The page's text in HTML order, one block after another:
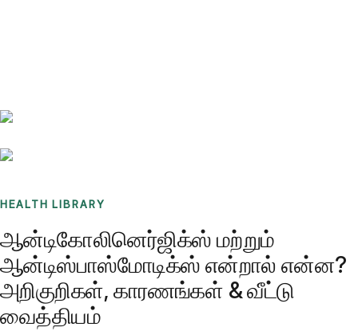
HEALTH LIBRARY
ஆன்டிகோலினெர்ஜிக்ஸ் மற்றும்
ஆன்டிஸ்பாஸ்மோடிக்ஸ் என்றால் என்ன?
அறிகுறிகள், காரணங்கள் & வீட்டு
வைத்தியம்